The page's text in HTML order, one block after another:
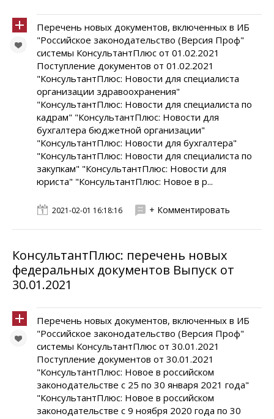
Перечень новых документов, включенных в ИБ
"Российское законодательство (Версия Проф"
системы КонсультантПлюс от 01.02.2021
Поступление документов от 01.02.2021
"КонсультантПлюс: Новости для специалиста
организации здравоохранения"
"КонсультантПлюс: Новости для специалиста по
кадрам" "КонсультантПлюс: Новости для
бухгалтера бюджетной организации"
"КонсультантПлюс: Новости для бухгалтера"
"КонсультантПлюс: Новости для специалиста по
закупкам" "КонсультантПлюс: Новости для
юриста" "КонсультантПлюс: Новое в р...
2021-02-01 16:18:16 + Комментировать
КонсультантПлюс: перечень новых
федеральных документов Выпуск от
30.01.2021
Перечень новых документов, включенных в ИБ
"Российское законодательство (Версия Проф"
системы КонсультантПлюс от 30.01.2021
Поступление документов от 30.01.2021
"КонсультантПлюс: Новое в российском
законодательстве с 25 по 30 января 2021 года"
"КонсультантПлюс: Новое в российском
законодательстве с 9 ноября 2020 года по 30